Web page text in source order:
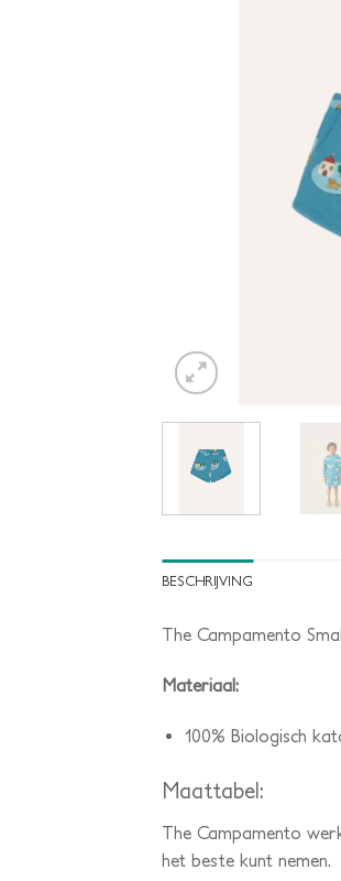
BESCHRIJVING
The Campamento
Materiaal:
100% Biologisch
Maattabel:
The Campamento
het beste kunt nemen.